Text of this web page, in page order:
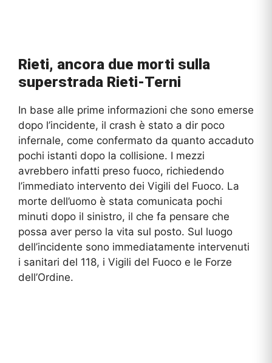
Rieti, ancora due morti sulla
superstrada Rieti-Terni
In base alle prime informazioni che sono emerse
dopo l’incidente, il crash è stato a dir poco
infernale, come confermato da quanto accaduto
pochi istanti dopo la collisione. I mezzi
avrebbero infatti preso fuoco, richiedendo
l’immediato intervento dei Vigili del Fuoco. La
morte dell’uomo è stata comunicata pochi
minuti dopo il sinistro, il che fa pensare che
possa aver perso la vita sul posto. Sul luogo
dell’incidente sono immediatamente intervenuti
i sanitari del 118, i Vigili del Fuoco e le Forze
dell’Ordine.